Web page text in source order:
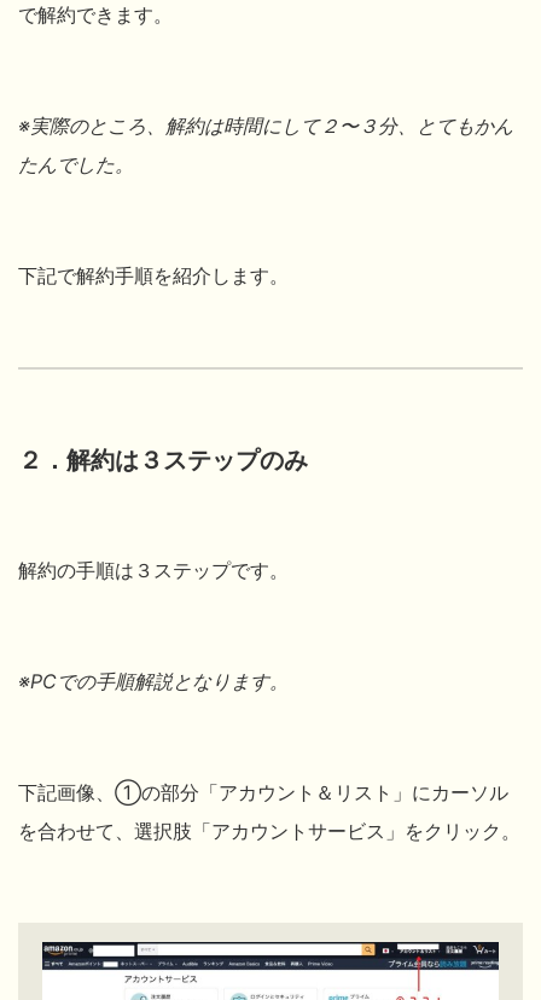
で解約できます。
※実際のところ、解約は時間にして２〜３分、とてもかん
たんでした。
下記で解約手順を紹介します。
２．解約は３ステップのみ
解約の手順は３ステップです。
※PCでの手順解説となります。
下記画像、①の部分「アカウント＆リスト」にカーソル
を合わせて、選択肢「アカウントサービス」をクリック。